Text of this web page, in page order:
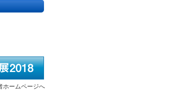
ホームページへ